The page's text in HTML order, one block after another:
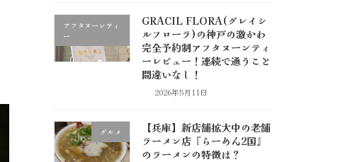
アフタヌーンティ
ー
GRACIL FLORA(グレイシ
ルフローラ)の神戸の激かわ
完全予約制アフタヌーンティ
ーレビュー！連続で通うこと
間違いなし！
2026年5月11日
グルメ
【兵庫】新店舗拡大中の老舗
ラーメン店『らーめん2国』
のラーメンの特徴は？